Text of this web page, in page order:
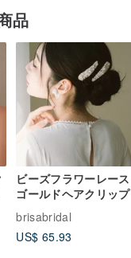
品
ビーズフラワーレース
ゴールドヘアクリップ
brisabridal
US$ 65.93